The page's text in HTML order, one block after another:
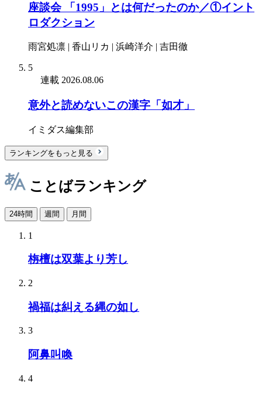
座談会 「1995」とは何だったのか／①イント
ロダクション
雨宮処凛 | 香山リカ | 浜崎洋介 | 吉田徹
5
連載 2026.08.06
意外と読めないこの漢字「如才」
イミダス編集部
ランキングをもっと見る
ことばランキング
24時間 週間 月間
1
栴檀は双葉より芳し
2
禍福は糾える縄の如し
3
阿鼻叫喚
4